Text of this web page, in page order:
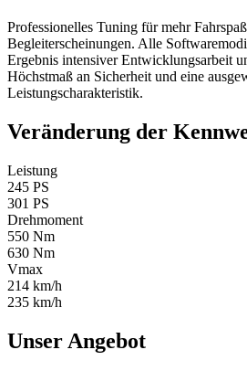
Professionelles Tuning für mehr
Begleiterscheinungen. Alle
Ergebnis intensiver Entwicklungsarbeit
Höchstmaß an Sicherheit und eine
Leistungscharakteristik.
Veränderung der
Leistung
245 PS
301 PS
Drehmoment
550 Nm
630 Nm
Vmax
214 km/h
235 km/h
Unser Angebot